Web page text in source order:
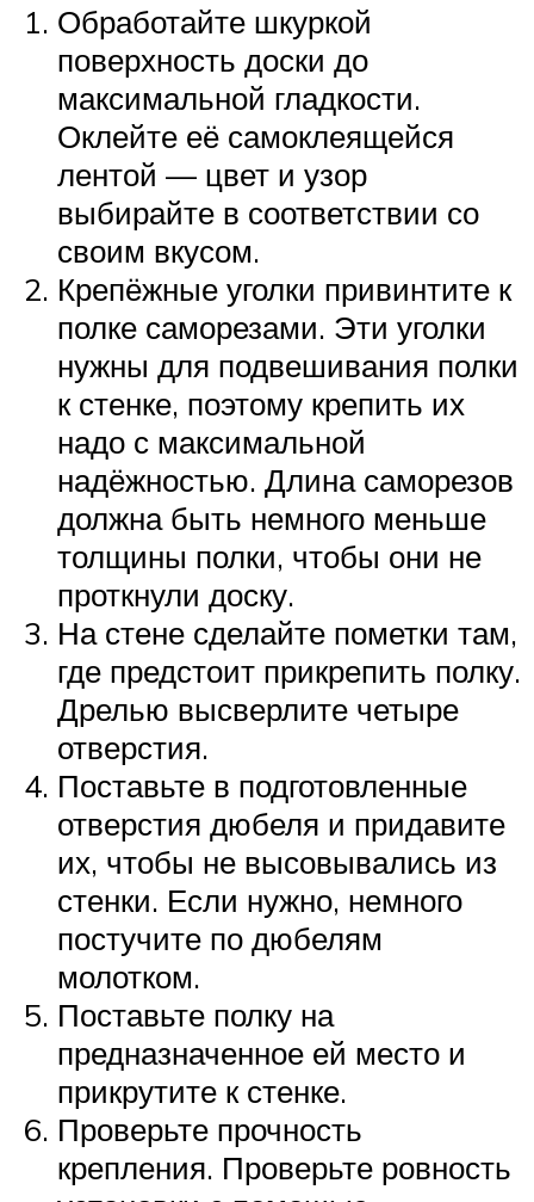
Обработайте шкуркой
поверхность доски до
максимальной гладкости.
Оклейте её самоклеящейся
лентой — цвет и узор
выбирайте в соответствии со
своим вкусом.
Крепёжные уголки привинтите к
полке саморезами. Эти уголки
нужны для подвешивания полки
к стенке, поэтому крепить их
надо с максимальной
надёжностью. Длина саморезов
должна быть немного меньше
толщины полки, чтобы они не
проткнули доску.
На стене сделайте пометки там,
где предстоит прикрепить полку.
Дрелью высверлите четыре
отверстия.
Поставьте в подготовленные
отверстия дюбеля и придавите
их, чтобы не высовывались из
стенки. Если нужно, немного
постучите по дюбелям
молотком.
Поставьте полку на
предназначенное ей место и
прикрутите к стенке.
Проверьте прочность
крепления. Проверьте ровность